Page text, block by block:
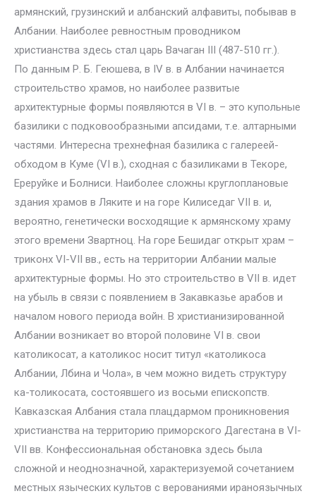
армянский, грузинский и албанский алфавиты, побывав в
Албании. Наиболее ревностным проводником
христианства здесь стал царь Вачаган III (487-510 гг.).
По данным Р. Б. Геюшева, в IV в. в Албании начинается
строительство храмов, но наиболее развитые
архитектурные формы появляются в VI в. – это купольные
базилики с подковообразными апсидами, т.е. алтарными
частями. Интересна трехнефная базилика с галереей-
обходом в Куме (VI в.), сходная с базиликами в Текоре,
Ереруйке и Болниси. Наиболее сложны круглоплановые
здания храмов в Ляките и на горе Килиседаг VII в. и,
вероятно, генетически восходящие к армянскому храму
этого времени Звартноц. На горе Бешидаг открыт храм –
триконх VI-VII вв., есть на территории Албании малые
архитектурные формы. Но это строительство в VII в. идет
на убыль в связи с появлением в Закавказье арабов и
началом нового периода войн. В христианизированной
Албании возникает во второй половине VI в. свои
католикосат, а католикос носит титул «католикоса
Албании, Лбина и Чола», в чем можно видеть структуру
ка-толикосата, состоявшего из восьми епископств.
Кавказская Албания стала плацдармом проникновения
христианства на территорию приморского Дагестана в VI-
VII вв. Конфессиональная обстановка здесь была
сложной и неоднозначной, характеризуемой сочетанием
местных языческих культов с верованиями ираноязычных